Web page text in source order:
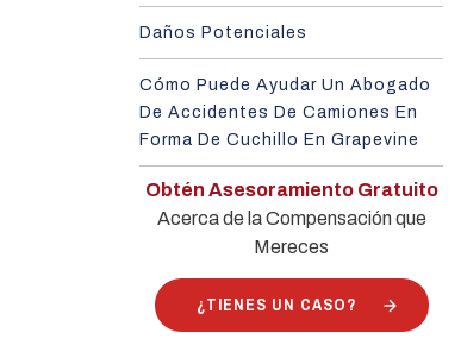
Daños Potenciales
Cómo Puede Ayudar Un Abogado
De Accidentes De Camiones En
Forma De Cuchillo En Grapevine
Obtén Asesoramiento Gratuito
Acerca de la Compensación que
Mereces
¿TIENES UN CASO?